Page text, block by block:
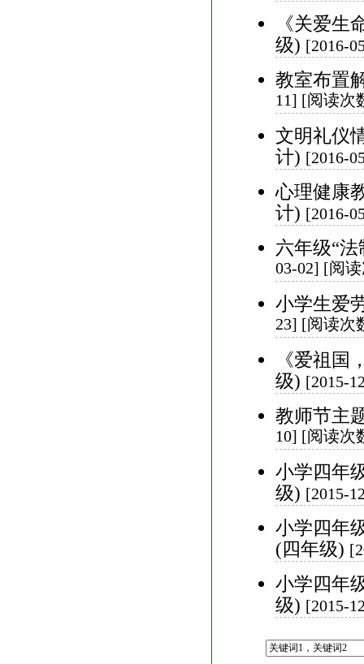
《关爱生
级) [2016-
教室布置
11] [阅读次
文明礼仪
计) [2016-
心理健康
计) [2016-
六年级“
03-02] [阅
小学生爱
23] [阅读次
《爱祖国
级) [2015-
教师节主
10] [阅读次
小学四年
级) [2015-
小学四年
(四年级)
小学四年
级) [2015-